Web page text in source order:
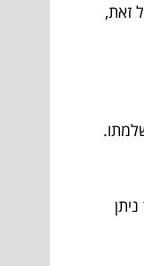
זאת,